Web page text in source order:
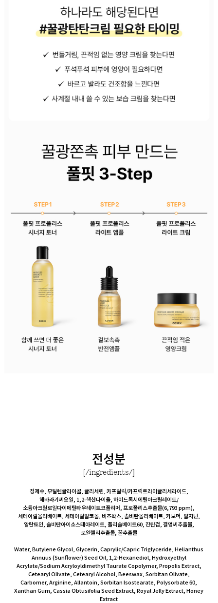
전성분
[/ingredients/]
정제수, 부틸렌글라이콜, 글리세린, 카프릴릭/카프릭트라이글리세라이드,
해바라기씨오일, 1,2-헥산다이올, 하이드록시에틸아크릴레이트/
소듐아크릴로일다이메틸타우레이트코폴리머, 프로폴리스추출물(6,793 ppm),
세테아릴올리베이트, 세테아릴알코올, 비즈왁스, 솔비탄올리베이트, 카보머, 알지닌,
알란토인, 솔비탄아이소스테아레이트, 폴리솔베이트60, 잔탄검, 결명씨추출물,
로얄젤리추출물, 꿀추출물
Water, Butylene Glycol, Glycerin, Caprylic/Capric Triglyceride, Helianthus
Annuus (Sunflower) Seed Oil, 1,2-Hexanediol, Hydroxyethyl
Acrylate/Sodium Acryloyldimethyl Taurate Copolymer, Propolis Extract,
Cetearyl Olivate, Cetearyl Alcohol, Beeswax, Sorbitan Olivate,
Carbomer, Arginine, Allantoin, Sorbitan Isostearate, Polysorbate 60,
Xanthan Gum, Cassia Obtusifolia Seed Extract, Royal Jelly Extract, Honey
Extract